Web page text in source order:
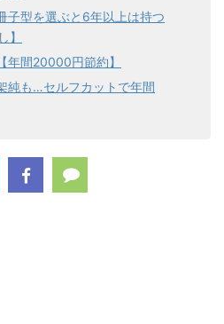
子型を選ぶと6年以上は持つ
】
年間20000円節約】
純も…セルフカットで年間